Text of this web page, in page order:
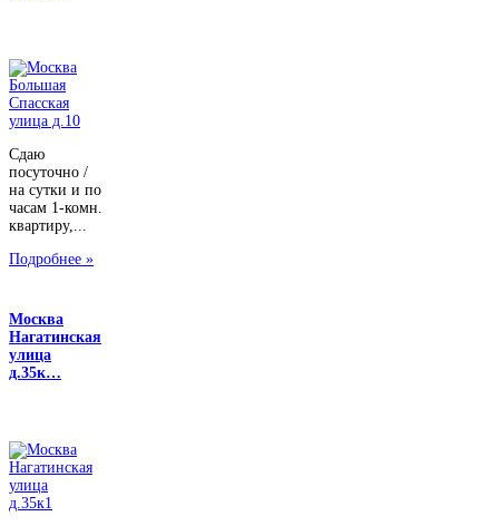
Сдаю
посуточно /
на сутки и по
часам 1-комн.
квартиру,...
Подробнее »
Москва
Нагатинская
улица
д.35к…